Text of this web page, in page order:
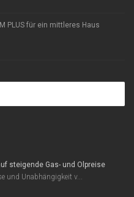
PLUS für ein mittleres Haus
steigende Gas- und Ölpreise
und Unabhängigkeit v...